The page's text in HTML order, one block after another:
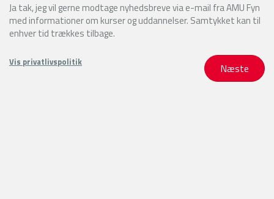
Ja tak, jeg vil gerne modtage nyhedsbreve via e-mail fra AMU Fyn
med informationer om kurser og uddannelser. Samtykket kan til
enhver tid trækkes tilbage.
Vis privatlivspolitik